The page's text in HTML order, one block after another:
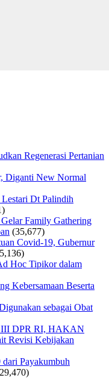
Regenerasi Pertanian
Diganti New Normal
Dt Palindih
Family Gathering
(35,677)
Covid-19, Gubernur
Hoc Tipikor dalam
Kebersamaan Beserta
sebagai Obat
DPR RI, HAKAN
Revisi Kebijakan
Payakumbuh